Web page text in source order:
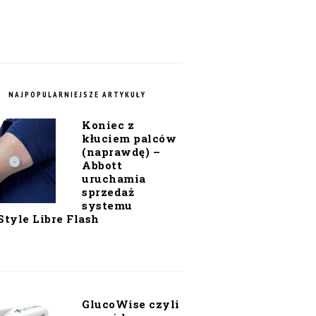
NAJPOPULARNIEJSZE ARTYKUŁY
Koniec z
kłuciem palców
(naprawdę) –
Abbott
uruchamia
sprzedaż
systemu
Libre Flash
GlucoWise czyli